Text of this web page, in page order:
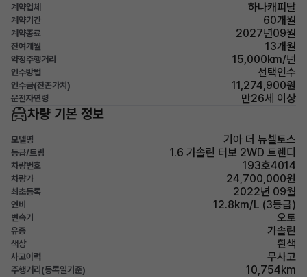
계약업체 하나캐피탈
계약기간 60개월
계약종료 2027년09월
잔여개월 13개월
약정주행거리 15,000km/년
인수방법 선택인수
인수금(잔존가치) 11,274,900원
운전자연령 만26세 이상
차량 기본 정보
모델명 기아 더 뉴셀토스
등급/트림 1.6 가솔린 터보 2WD 트렌디
차량번호 193호4014
차량가 24,700,000원
최초등록 2022년 09월
연비 12.8km/L (3등급)
변속기 오토
유종 가솔린
색상 흰색
사고이력 무사고
주행거리(등록일기준) 10,754km